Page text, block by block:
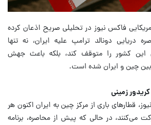
فاکس نیوز در تحلیلی صریح اذعان کرده
دونالد ترامپ علیه ایران، نه تنها
این کشور را متوقف کند، بلکه باعث جهش
چین و ایران شده است.
زمینی
قطارهای باری از مرکز چین به ایران اکنون هر
می‌کنند، در حالی که پیش از محاصره، برنامه